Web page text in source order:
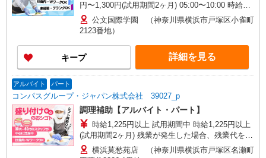
円〜1,300円(試用期間2ヶ月) 05:00〜10:00 時給
1,300円以上 15:00〜20:00 時給1,250円以上 残業
が発生した場合、残業代を1分単位で別途支給しま
公文国際学園 （神奈川県横浜市戸塚区小雀町
2123番地）
キープ 詳細を見る
アルバイト パート
コンパスグループ・ジャパン株式会社 39027_p
調理補助【アルバイト・パート】
時給1,225円以上 試用期間中 時給1,225円以上
(試用期間2ヶ月) 残業が発生した場合、残業代を1
分単位で別途支給します。
横浜莫愁苑店 （神奈川県横浜市戸塚区名瀬町